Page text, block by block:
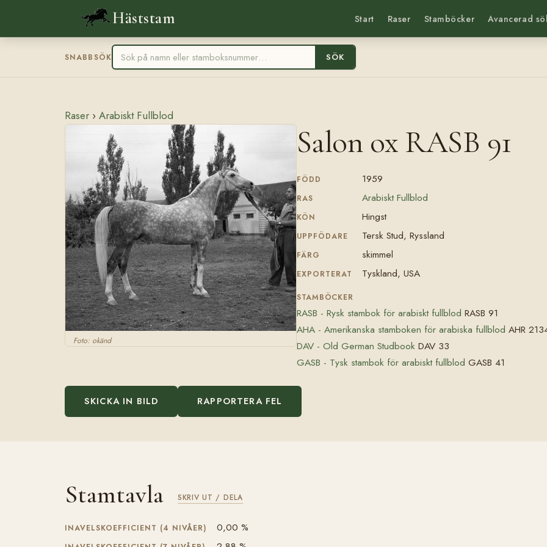
Häststam Start Raser Stamböcker Avancerad
SNABBSÖK SÖK
Raser › Arabiskt Fullblod
Foto: okänd
Salon ox RASB 91
FÖDD 1959
RAS Arabiskt Fullblod
KÖN Hingst
UPPFÖDARE Tersk Stud, Ryssland
FÄRG skimmel
EXPORTERAT Tyskland, USA
STAMBÖCKER
RASB - Rysk stambok för arabiskt fullblod RASB 91
AHA - Amerikanska stamboken för arabiska fullblod AHR
DAV - Old German Studbook DAV 33
GASB - Tysk stambok för arabiskt fullblod GASB 41
SKICKA IN BILD RAPPORTERA FEL
Stamtavla SKRIV UT / DELA
INAVELSKOEFFICIENT (4 NIVÅER) 0,00 %